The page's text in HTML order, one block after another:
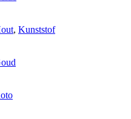
, Kunststof